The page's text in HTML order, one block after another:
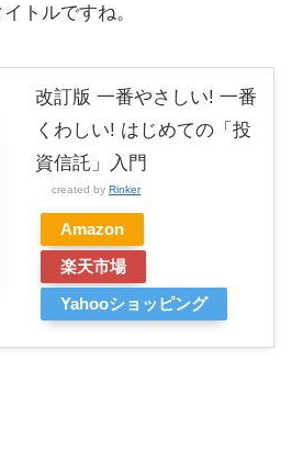
トルですね。
改訂版 一番やさしい! 一番
くわしい! はじめての「投
資信託」入門
created by Rinker
Amazon
楽天市場
Yahooショッピング